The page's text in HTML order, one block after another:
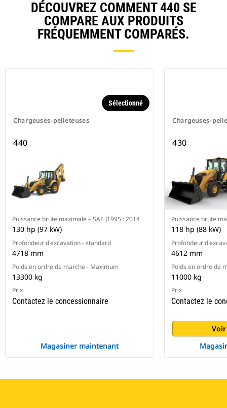
DÉCOUVREZ COMMENT 440 SE
COMPARE AUX PRODUITS
FRÉQUEMMENT COMPARÉS.
Chargeuses-pelleteuses
Sélectionné
440
Puissance brute maximale – SAE J1995 : 2014
130 hp (97 kW)
Profondeur d'excavation - standard
4718 mm
Poids en ordre de marche - Maximum
13300 kg
Prix
Contactez le concessionnaire
Magasiner maintenant
Chargeuses-
430
Puissance brute
118 hp (88 kW)
Profondeur
4612 mm
Poids en ordre de
11000 kg
Prix
Contactez le